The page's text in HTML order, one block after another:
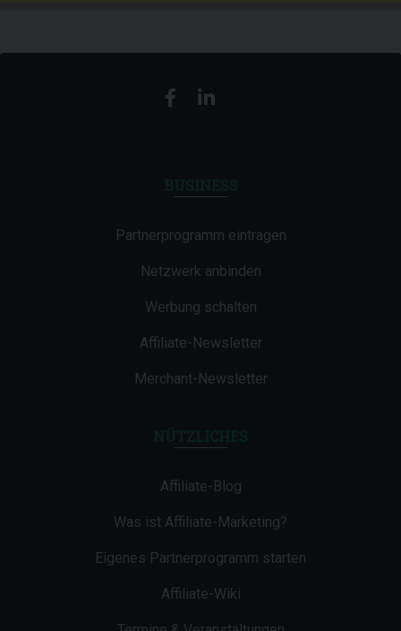
Partnerprogramm eintragen
Netzwerk anbinden
Werbung schalten
Affiliate-Newsletter
Merchant-Newsletter
Affiliate-Blog
Was ist Affiliate-Marketing?
Eigenes Partnerprogramm starten
Affiliate-Wiki